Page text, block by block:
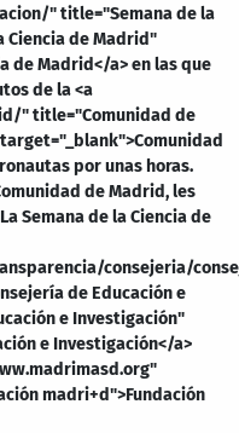
" title="Semana de la
Ciencia de Madrid"
de Madrid</a> en las que
de la <a
" title="Comunidad de
por unas horas.
de Madrid, les
Semana de la Ciencia de
consejeria/
de Educación e
e Investigación"
e Investigación</a>
madri+d">Fundación